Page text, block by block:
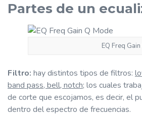
Partes de un
EQ Freq
Filtro: hay distintos tipos de filtros:
band pass, bell, notch; los cuales
de corte que escojamos, es decir, el
dentro del espectro de frecuencias.